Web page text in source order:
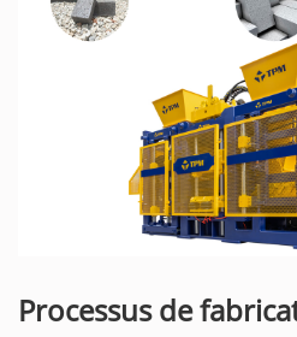
Processus de